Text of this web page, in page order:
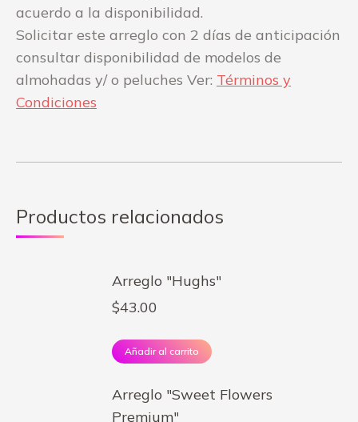
acuerdo a la disponibilidad.
Solicitar este arreglo con 2 días de anticipación
consultar disponibilidad de modelos de
almohadas y/ o peluches Ver: Términos y
Condiciones
Productos relacionados
Arreglo "Hughs"
$43.00
Añadir al carrito
Arreglo "Sweet Flowers
Premium"